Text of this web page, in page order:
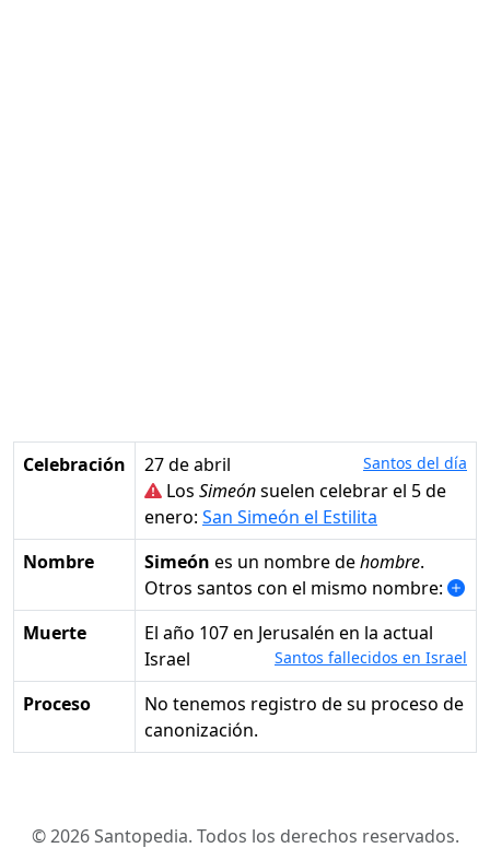
Celebración 27 de abril Santos del día
Los Simeónsuelen celebrar el 5 de
enero: San Simeón el Estilita
Nombre
Simeón es un nombre dehombre.
Otros santos con el mismo nombre:
Muerte
el año 107 en Jerusalén en la actual
Israel
Santos fallecidos en Israel
Proceso
No tenemos registro de su proceso de
canonización.
© 2026 Santopedia. Todos los derechos reservados.